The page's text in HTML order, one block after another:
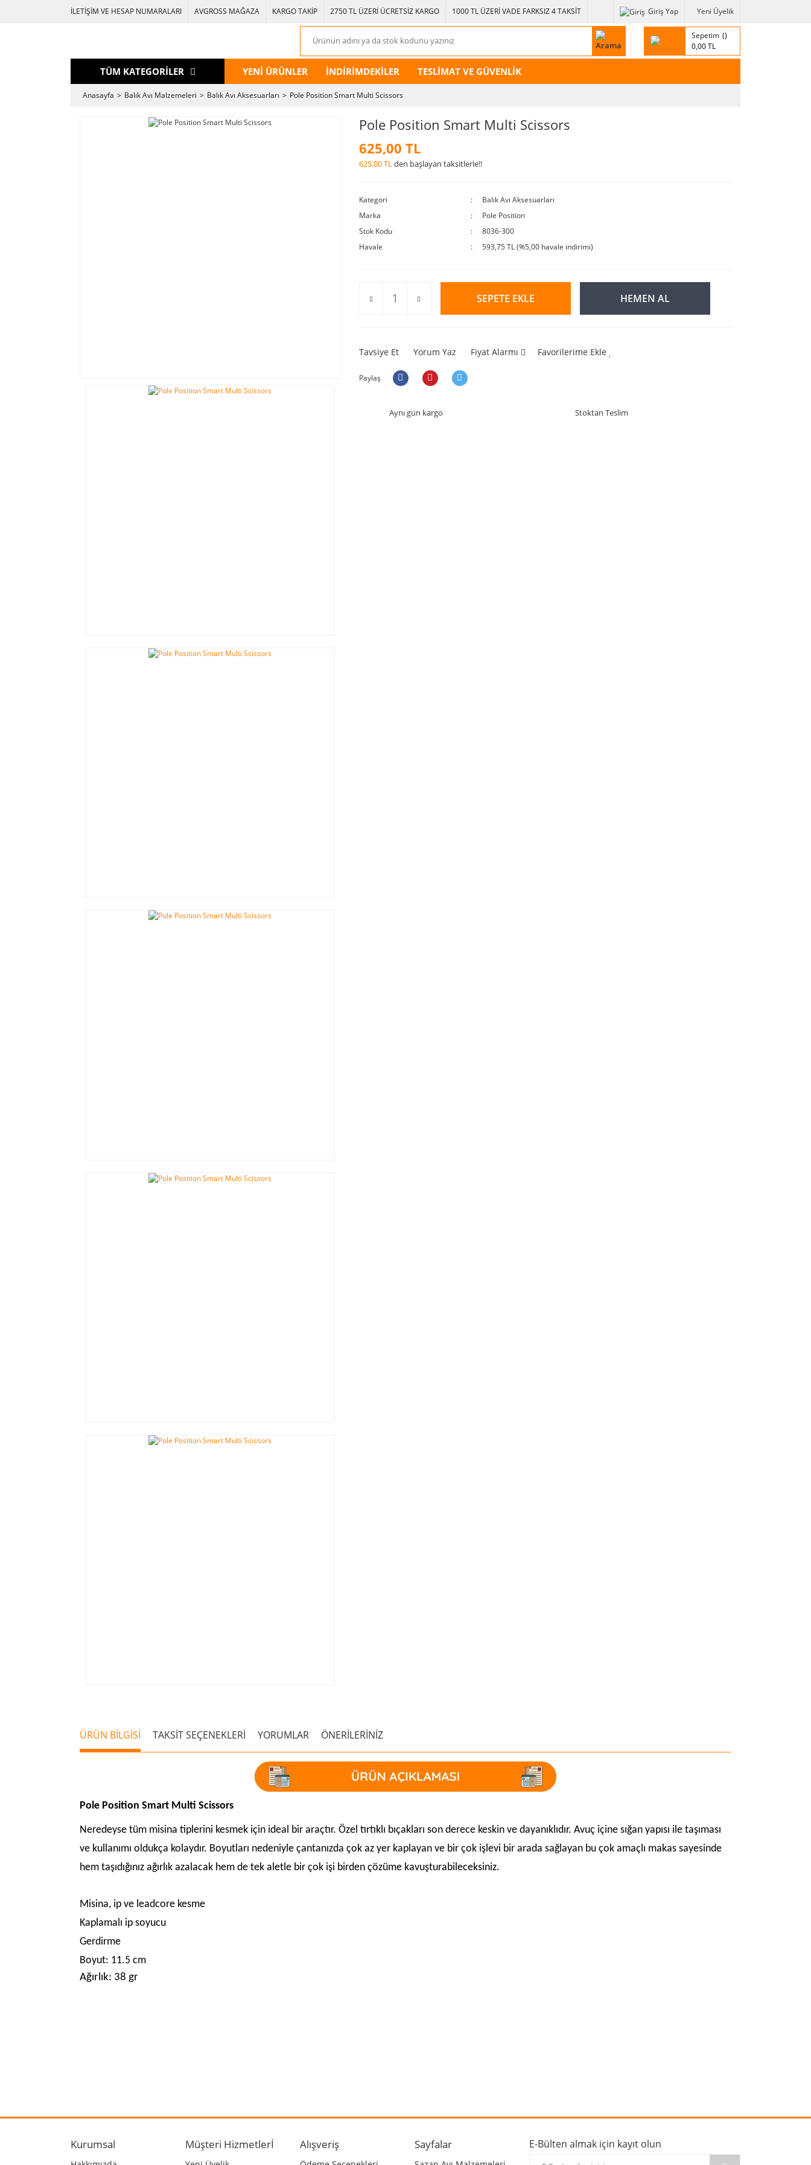
İLETİŞİM VE HESAP NUMARALARI AVGROSS MAĞAZA KARGO TAKİP 2750 TL ÜZERİ ÜCRETSİZ KARGO 1000 TL ÜZERİ VADE FARKSIZ 4 TAKSİT Giriş Yap Yeni Üyelik
Sepetim
0,00 TL
TÜM KATEGORİLER YENİ ÜRÜNLER İNDİRİMDEKİLER TESLİMAT VE GÜVENLİK
Anasayfa Balık Avı Malzemeleri Balık Avı Aksesuarları Pole Position Smart Multi Scissors
Pole Position Smart Multi Scissors
625,00 TL
625,00 TLden başlayan taksitlerle!!
Kategori
Balık Avı Aksesuarları
Marka
Pole Position
Stok Kodu
8036-300
Havale
593,75 TL (%5,00 havale indirimi)
SEPETE EKLE HEMEN AL
Tavsiye Et Yorum Yaz Fiyat Alarmı Favorilerime Ekle
Paylaş
Aynı gün kargo Stoktan Teslim
ÜRÜN BİLGİSİ TAKSİT SEÇENEKLERİ YORUMLAR ÖNERİLERİNİZ
Pole Position Smart Multi Scissors
Neredeyse tüm misina tiplerini kesmek için ideal bir araçtır. Özel tırtıklı bıçakları son derece keskin ve dayanıklıdır. Avuç içine sığan yapısı ile taşıması
ve kullanımı oldukça kolaydır. Boyutları nedeniyle çantanızda çok az yer kaplayan ve bir çok işlevi bir arada sağlayan bu çok amaçlı makas sayesinde
hem taşıdığınız ağırlık azalacak hem de tek aletle bir çok işi birden çözüme kavuşturabileceksiniz.
Misina, ip ve leadcore kesme
Kaplamalı ip soyucu
Gerdirme
Boyut: 11.5 cm
Ağırlık: 38 gr
Ürün resmi kalitesiz, bozuk veya görüntülenemiyor.
Ürün bilgilerinde hatalar bulunuyor.
Kurumsal Müşteri Hizmetlerİ Alışveriş Sayfalar E-Bülten almak için kayıt olun